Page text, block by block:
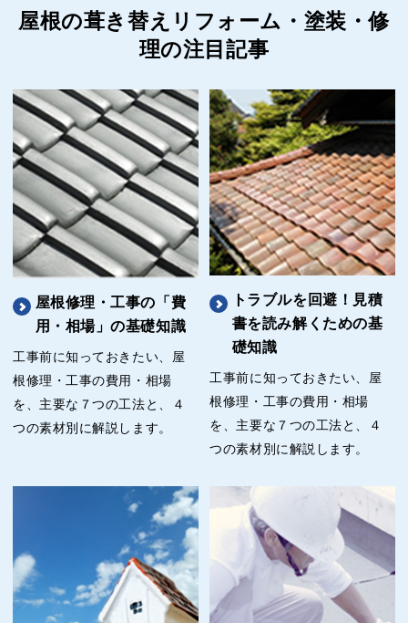
屋根の葺き替えリフォーム・塗装・修
理の注目記事
屋根修理・工事の「費
用・相場」の基礎知識
工事前に知っておきたい、屋
根修理・工事の費用・相場
を、主要な７つの工法と、４
つの素材別に解説します。
トラブルを回避！見積
書を読み解くための基
礎知識
工事前に知っておきたい、屋
根修理・工事の費用・相場
を、主要な７つの工法と、４
つの素材別に解説します。